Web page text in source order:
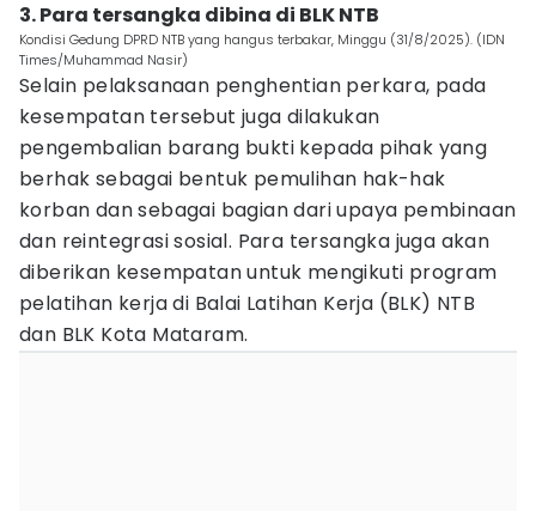
3. Para tersangka dibina di BLK NTB
Kondisi Gedung DPRD NTB yang hangus terbakar, Minggu (31/8/2025). (IDN
Times/Muhammad Nasir)
Selain pelaksanaan penghentian perkara, pada
kesempatan tersebut juga dilakukan
pengembalian barang bukti kepada pihak yang
berhak sebagai bentuk pemulihan hak-hak
korban dan sebagai bagian dari upaya pembinaan
dan reintegrasi sosial. Para tersangka juga akan
diberikan kesempatan untuk mengikuti program
pelatihan kerja di Balai Latihan Kerja (BLK) NTB
dan BLK Kota Mataram.